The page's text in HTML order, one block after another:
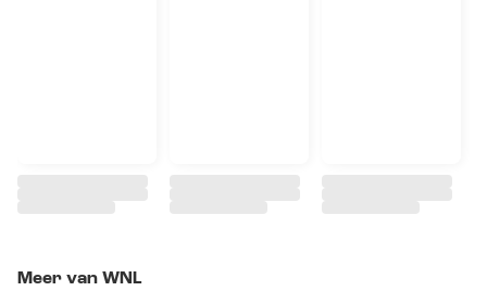
Meer van WNL